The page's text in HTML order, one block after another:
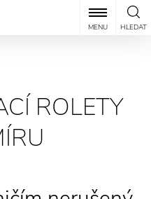
HLEDAT
MENU
ROLETY